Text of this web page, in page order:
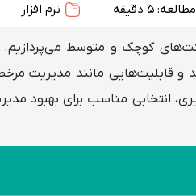
5 دقیقه نرم افزار
کوچک و متوسط
مانند مدیریت
انتخابی مناسب برای بهبود